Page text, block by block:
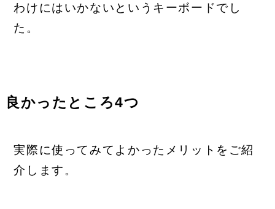
わけにはいかないというキーボードでし
た。
良かったところ4つ
実際に使ってみてよかったメリットをご紹
介します。